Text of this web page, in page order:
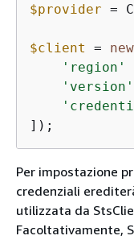
$provider =
$client = new
'region'
'version'
]);
Per impostazione
credenziali
utilizzata da
Facoltativamente,